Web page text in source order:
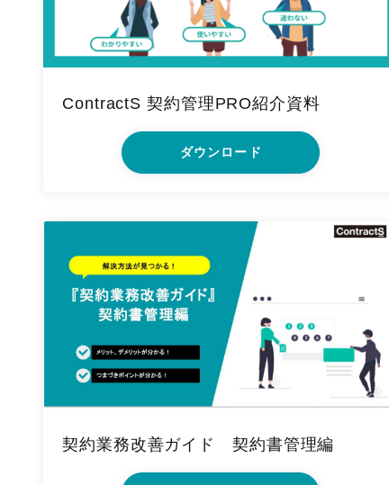
ContractS 契約管理PRO紹介資料
ダウンロード
契約業務改善ガイド 契約書管理編